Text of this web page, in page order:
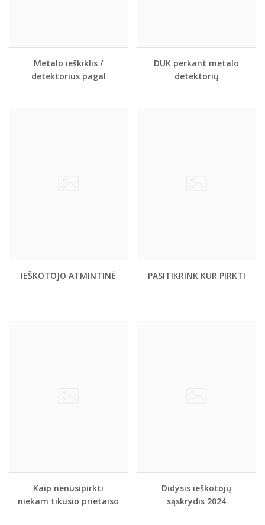
Metalo ieškiklis /
detektorius pagal
DUK perkant metalo
detektorių
IEŠKOTOJO ATMINTINĖ PASITIKRINK KUR PIRKTI
Kaip nenusipirkti
niekam tikusio prietaiso
Didysis ieškotojų
sąskrydis 2024